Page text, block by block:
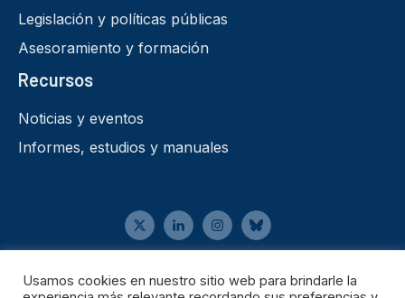
Legislación y políticas públicas
Asesoramiento y formación
Recursos
Noticias y eventos
Informes, estudios y manuales
•
Usamos cookies en nuestro sitio web para brindarle la